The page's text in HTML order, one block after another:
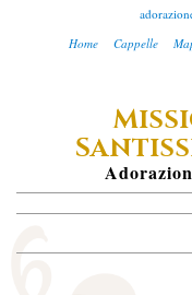
Home
Cappelle
M
S
A